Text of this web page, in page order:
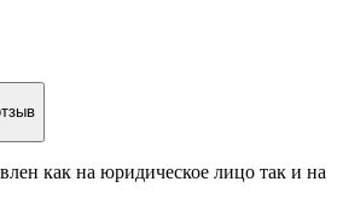
как на юридическое лицо так и на